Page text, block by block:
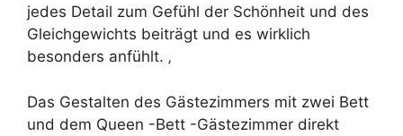
jedes Detail zum Gefühl der Schönheit und des
Gleichgewichts beiträgt und es wirklich
besonders anfühlt. ‚
Das Gestalten des Gästezimmers mit zwei Bett
und dem Queen -Bett -Gästezimmer direkt